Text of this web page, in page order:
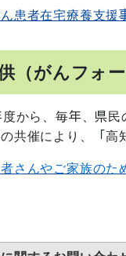
ん患者在宅療養支援
（がんフォー
から、毎年、県民
共催により、「高
者さんやご家族の